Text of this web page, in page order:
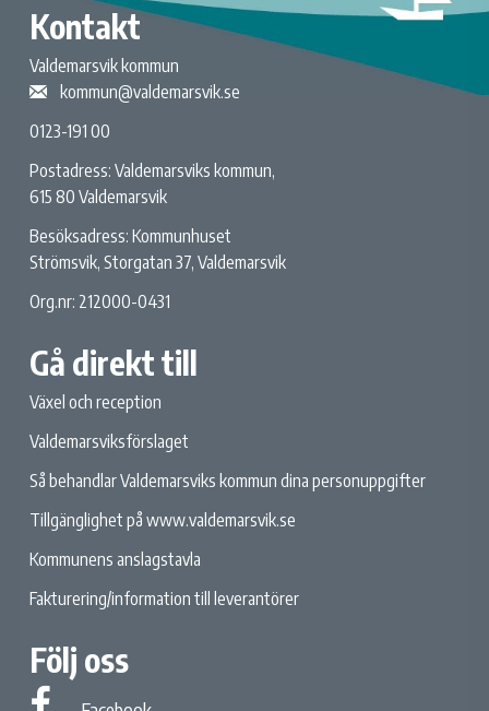
Kontakt
Valdemarsvik kommun
kommun@valdemarsvik.se
0123-191 00
Postadress: Valdemarsviks kommun,
615 80 Valdemarsvik
Besöksadress: Kommunhuset
Strömsvik, Storgatan 37, Valdemarsvik
Org.nr: 212000-0431
Gå direkt till
Växel och reception
Valdemarsviksförslaget
Så behandlar Valdemarsviks kommun dina personuppgifter
Tillgänglighet på www.valdemarsvik.se
Kommunens anslagstavla
Fakturering/information till leverantörer
Följ oss